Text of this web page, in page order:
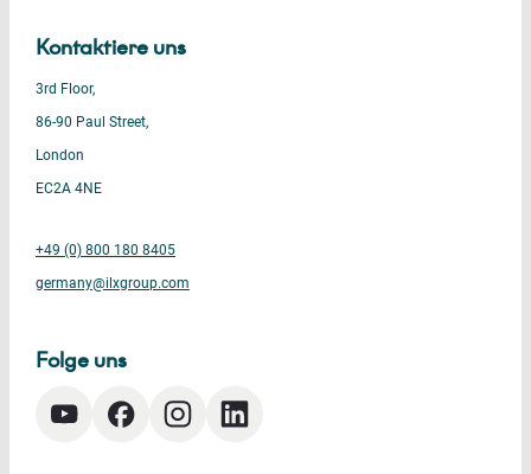
Kontaktiere uns
3rd Floor,
86-90 Paul Street,
London
EC2A 4NE
+49 (0) 800 180 8405
germany@ilxgroup.com
Folge uns